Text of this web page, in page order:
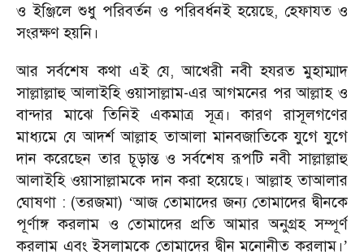
ও ইঞ্জিলে শুধু পরিবর্তন ও পরিবর্ধনই হয়েছে, হেফাযত ও
সংরক্ষণ হয়নি।
আর সর্বশেষ কথা এই যে, আখেরী নবী হযরত মুহাম্মাদ
সাল্লাল্লাহু আলাইহি ওয়াসাল্লাম-এর আগমনের পর আল্লাহ ও
বান্দার মাঝে তিনিই একমাত্র সূত্র। কারণ রাসূলগণের
মাধ্যমে যে আদর্শ আল্লাহ তাআলা মানবজাতিকে যুগে যুগে
দান করেছেন তার চূড়ান্ত ও সর্বশেষ রূপটি নবী সাল্লাল্লাহু
আলাইহি ওয়াসাল্লামকে দান করা হয়েছে। আল্লাহ তাআলার
ঘোষণা : (তরজমা) ‘আজ তোমাদের জন্য তোমাদের দ্বীনকে
পূর্ণাঙ্গ করলাম ও তোমাদের প্রতি আমার অনুগ্রহ সম্পূর্ণ
করলাম এবং ইসলামকে তোমাদের দ্বীন মনোনীত করলাম।’